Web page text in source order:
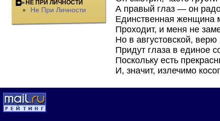
А правый глаз — он
Единственная женщина
Проходит, и меня не
Но в августовской, верю
Придут глаза в единое
Поскольку есть
И, значит, излечимо
НЕ ПРИ ЛИЧНОСТИ
Не При Личности